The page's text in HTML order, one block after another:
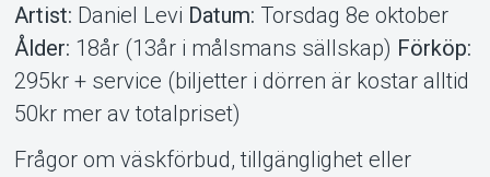
Artist: Daniel Levi Datum: Torsdag 8e oktober
Ålder: 18år (13år i målsmans sällskap) Förköp:
295kr + service (biljetter i dörren är kostar alltid
50kr mer av totalpriset)
Frågor om väskförbud, tillgänglighet eller